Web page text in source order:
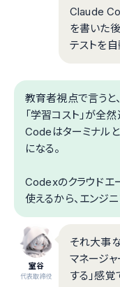
Claude
を書いた
テストを自
教育者視点で言う
「学習コスト」が全
Codeはターミナル
になる。
Codexのクラウドエ
使えるから、エンジ
室谷
代表取締役
それ大事
マネージ
する」感覚